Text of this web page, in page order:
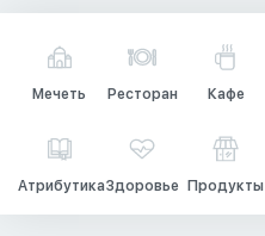
Мечеть Ресторан Кафе
АтрибутикаЗдоровье Продукты